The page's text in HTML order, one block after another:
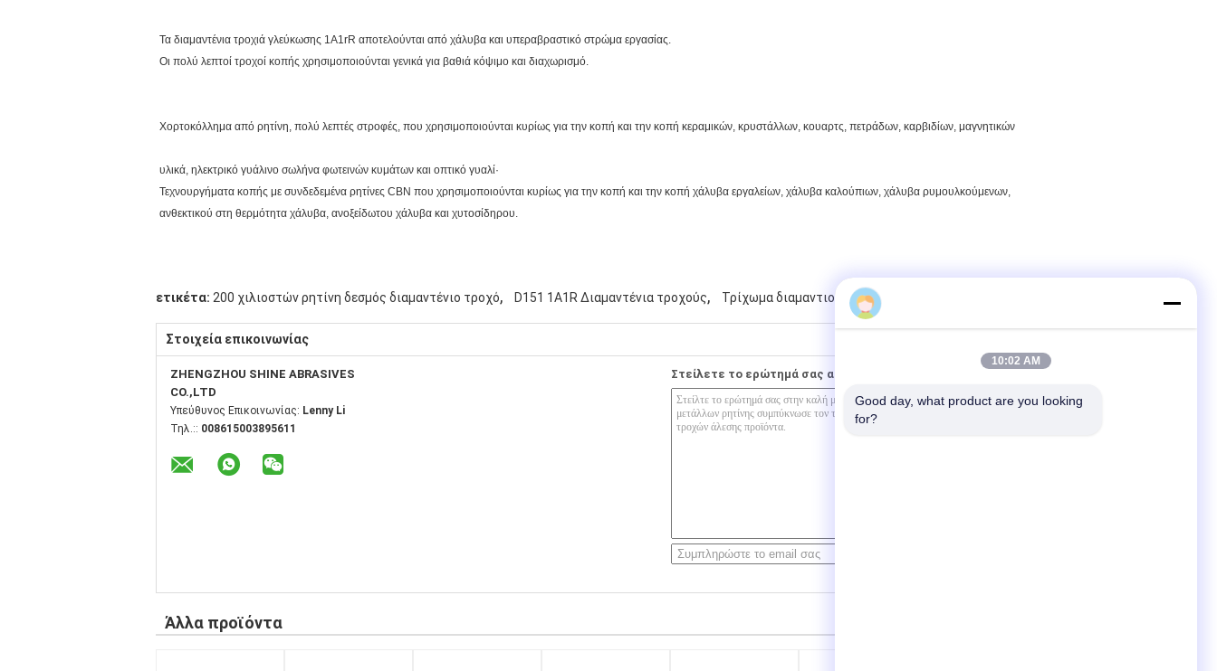
Τα διαμαντένια τροχιά γλεύκωσης 1A1rR αποτελούνται από χάλυβα και υπεραβραστικό στρώμα εργασίας.
Οι πολύ λεπτοί τροχοί κοπής χρησιμοποιούνται γενικά για βαθιά κόψιμο και διαχωρισμό.
Χορτοκόλλημα από ρητίνη, πολύ λεπτές στροφές, που χρησιμοποιούνται κυρίως για την κοπή και την κοπή κεραμικών, κρυστάλλων, κουαρτς, πετράδων, καρβιδίων, μαγνητικών
υλικά, ηλεκτρικό γυάλινο σωλήνα φωτεινών κυμάτων και οπτικό γυαλί·
Τεχνουργήματα κοπής με συνδεδεμένα ρητίνες CBN που χρησιμοποιούνται κυρίως για την κοπή και την κοπή χάλυβα εργαλείων, χάλυβα καλούπιων, χάλυβα ρυμουλκούμενων,
ανθεκτικού στη θερμότητα χάλυβα, ανοξείδωτου χάλυβα και χυτοσίδηρου.
ετικέτα: 200 χιλιοστών ρητίνη δεσμός διαμαντένιο τροχό, D151 1A1R Διαμαντένια τροχούς, Τρίχωμα διαμαντιού για την κοπή γυαλιού
Στοιχεία επικοινωνίας
ZHENGZHOU SHINE ABRASIVES
CO.,LTD
Υπεύθυνος Επικοινωνίας: Lenny Li
Τηλ.:: 008615003895611
Στείλετε το ερώτημά σας απευθείας σε εμάς
Άλλα προϊόντα
10:02 AM
Good day, what product are you looking
for?